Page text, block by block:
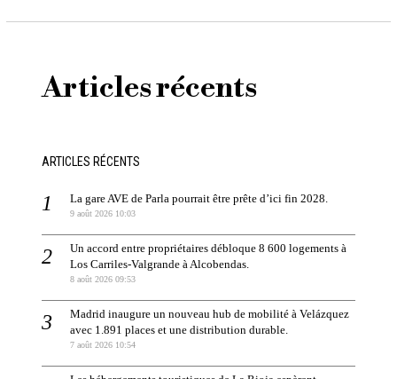
Articles récents
ARTICLES RÉCENTS
La gare AVE de Parla pourrait être prête d’ici fin 2028.
9 août 2026 10:03
Un accord entre propriétaires débloque 8 600 logements à
Los Carriles-Valgrande à Alcobendas.
8 août 2026 09:53
Madrid inaugure un nouveau hub de mobilité à Velázquez
avec 1.891 places et une distribution durable.
7 août 2026 10:54